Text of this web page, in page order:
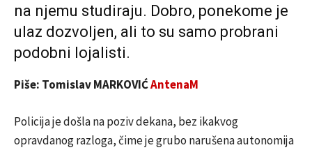
na njemu studiraju. Dobro, ponekome je
ulaz dozvoljen, ali to su samo probrani
podobni lojalisti.
Piše: Tomislav MARKOVIĆAntenaM
Policija je došla na poziv dekana, bez ikakvog
opravdanog razloga, čime je grubo narušena autonomija